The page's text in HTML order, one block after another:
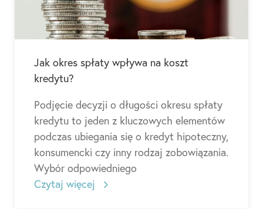
Jak okres spłaty wpływa na koszt
kredytu?
Podjęcie decyzji o długości okresu spłaty
kredytu to jeden z kluczowych elementów
podczas ubiegania się o kredyt hipoteczny,
konsumencki czy inny rodzaj zobowiązania.
Wybór odpowiedniego
Czytaj więcej